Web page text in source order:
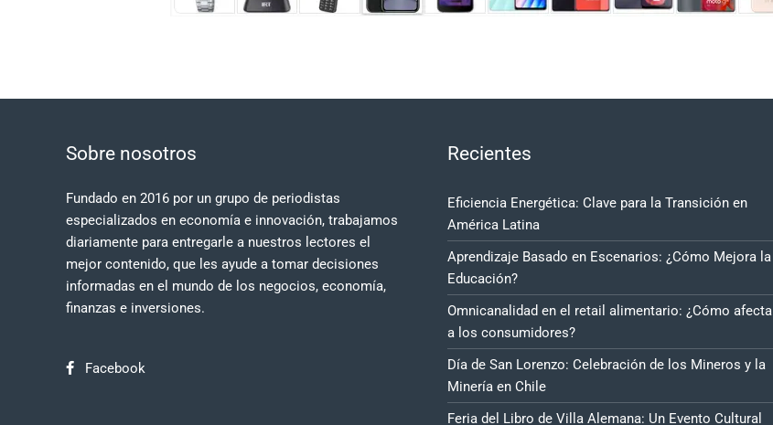
Sobre nosotros
Fundado en 2016 por un grupo de periodistas
especializados en economía e innovación, trabajamos
diariamente para entregarle a nuestros lectores el
mejor contenido, que les ayude a tomar decisiones
informadas en el mundo de los negocios, economía,
finanzas e inversiones.
Facebook
Recientes
Eficiencia Energética: Clave para la Transición en
América Latina
Aprendizaje Basado en Escenarios: ¿Cómo Mejora la
Educación?
Omnicanalidad en el retail alimentario: ¿Cómo afecta
a los consumidores?
Día de San Lorenzo: Celebración de los Mineros y la
Minería en Chile
Feria del Libro de Villa Alemana: Un Evento Cultural